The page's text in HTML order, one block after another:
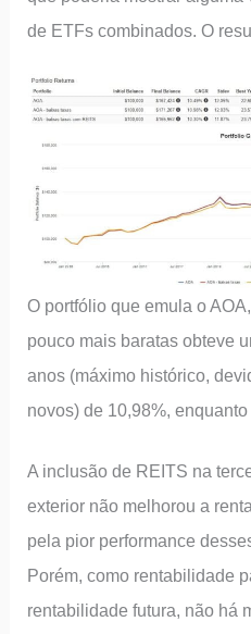
de ETFs combinados. O
O portfólio que emula o
pouco mais baratas obteve
anos (máximo histórico,
novos) de 10,98%,
A inclusão de REITS na
exterior não melhorou a
pela pior performance
Porém, como rentabilidade
rentabilidade futura, não há